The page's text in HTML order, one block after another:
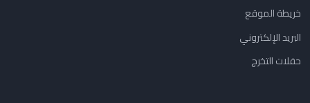
خريطة الموقع
البريد الإلكتروني
حفلات التخرج